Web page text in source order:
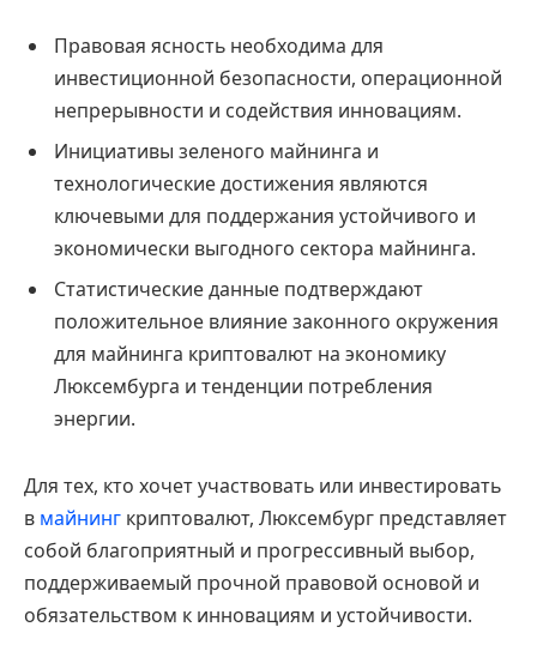
Правовая ясность необходима для
инвестиционной безопасности, операционной
непрерывности и содействия инновациям.
Инициативы зеленого майнинга и
технологические достижения являются
ключевыми для поддержания устойчивого и
экономически выгодного сектора майнинга.
Статистические данные подтверждают
положительное влияние законного окружения
для майнинга криптовалют на экономику
Люксембурга и тенденции потребления
энергии.
Для тех, кто хочет участвовать или инвестировать
в майнинг криптовалют, Люксембург представляет
собой благоприятный и прогрессивный выбор,
поддерживаемый прочной правовой основой и
обязательством к инновациям и устойчивости.